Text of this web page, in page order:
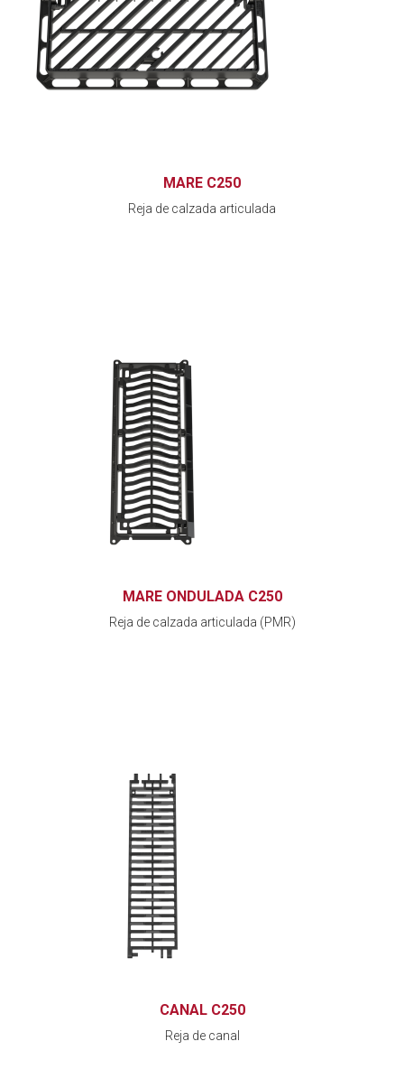
MARE C250
Reja de calzada articulada
MARE ONDULADA C250
Reja de calzada articulada (PMR)
CANAL C250
Reja de canal